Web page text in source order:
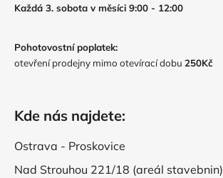
Každá 3. sobota v měsíci 9:00 - 12:00
Pohotovostní poplatek:
otevření prodejny mimo otevírací dobu 250Kč
Kde nás najdete:
Ostrava - Proskovice
Nad Strouhou 221/18 (areál stavebnin)